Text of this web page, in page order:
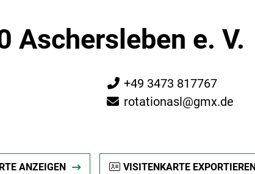
Aschersleben e. V.
+49 3473 817767
rotationasl@gmx.de
ANZEIGEN VISITENKARTE EXPORTIEREN